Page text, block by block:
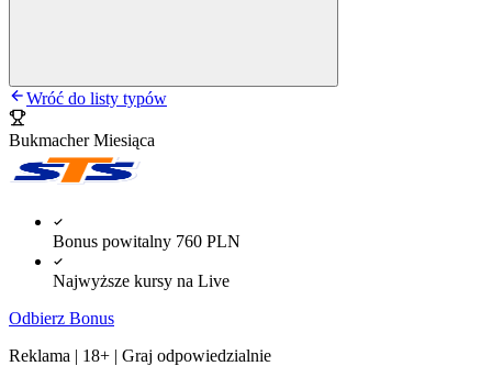
Wróć do listy typów
Bukmacher Miesiąca
Bonus powitalny 760 PLN
Najwyższe kursy na Live
Odbierz Bonus
Reklama | 18+ | Graj odpowiedzialnie